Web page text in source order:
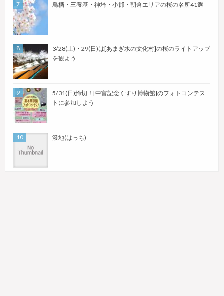
鳥栖・三養基・神埼・小郡・朝倉エリアの桜の名所41選
3/28(土)・29(日)は[あまぎ水の文化村]の桜のライトアップ
を観よう
5/31(日)締切！[中富記念くすり博物館]のフォトコンテス
トに参加しよう
潑地(はっち)